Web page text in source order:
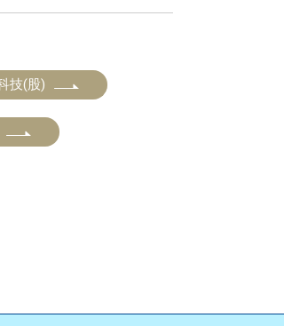
技(股)